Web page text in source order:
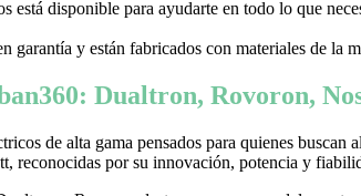
disponible para ayudarte en todo lo que
garantía y están fabricados con materiales de la
Dualtron, Rovoron,
de alta gama pensados para quienes
reconocidas por su innovación, potencia y